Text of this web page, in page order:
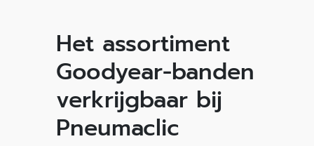
Het assortiment
Goodyear-banden
verkrijgbaar bij
Pneumaclic